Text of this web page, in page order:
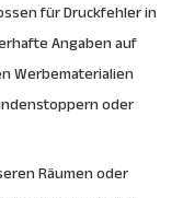
für Druckfehler in
Angaben auf
Werbematerialien
oder
Räumen oder